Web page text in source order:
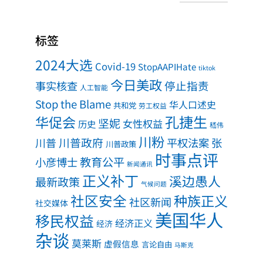
标签
2024大选 Covid-19 StopAAPIHate tiktok
事实核查 人工智能 今日美政停止指责
Stop the Blame 共和党 劳工权益 华人口述史
华促会 历史 坚妮 女性权益 孔捷生 嵇伟
川普 川普政府 川普政策 川粉平权法案张
小彦博士教育公平 新闻通讯 时事点评
最新政策正义补丁 气候问题 溪边愚人
社交媒体 社区安全社区新闻种族正义
移民权益 经济 经济正义 美国华人
杂谈 莫莱斯 虚假信息 言论自由 马斯克